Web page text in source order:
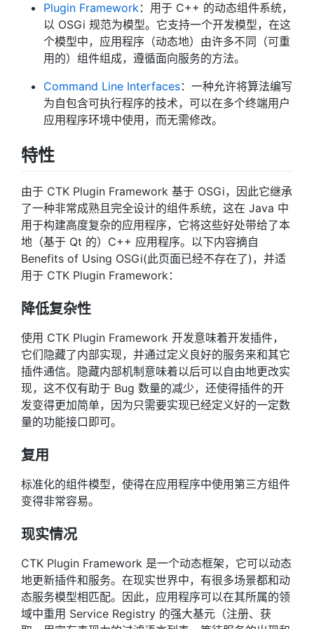
Plugin Framework：用于 C++ 的动态组件系统，
以 OSGi 规范为模型。它支持一个开发模型，在这
个模型中，应用程序（动态地）由许多不同（可重
用的）组件组成，遵循面向服务的方法。
Command Line Interfaces：一种允许将算法编写
为自包含可执行程序的技术，可以在多个终端用户
应用程序环境中使用，而无需修改。
特性
由于 CTK Plugin Framework 基于 OSGi，因此它继承
了一种非常成熟且完全设计的组件系统，这在 Java 中
用于构建高度复杂的应用程序，它将这些好处带给了本
地（基于 Qt 的）C++ 应用程序。以下内容摘自
Benefits of Using OSGi(此页面已经不存在了)，并适
用于 CTK Plugin Framework：
降低复杂性
使用 CTK Plugin Framework 开发意味着开发插件，
它们隐藏了内部实现，并通过定义良好的服务来和其它
插件通信。隐藏内部机制意味着以后可以自由地更改实
现，这不仅有助于 Bug 数量的减少，还使得插件的开
发变得更加简单，因为只需要实现已经定义好的一定数
量的功能接口即可。
复用
标准化的组件模型，使得在应用程序中使用第三方组件
变得非常容易。
现实情况
CTK Plugin Framework 是一个动态框架，它可以动态
地更新插件和服务。在现实世界中，有很多场景都和动
态服务模型相匹配。因此，应用程序可以在其所属的领
域中重用 Service Registry 的强大基元（注册、获